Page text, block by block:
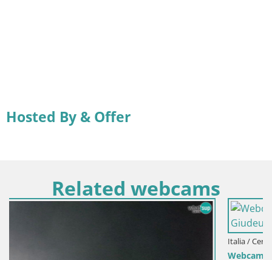
Hosted By & Offer
Related webcams
Webcam Chia – Vista en directo de la playa Su Giudeu